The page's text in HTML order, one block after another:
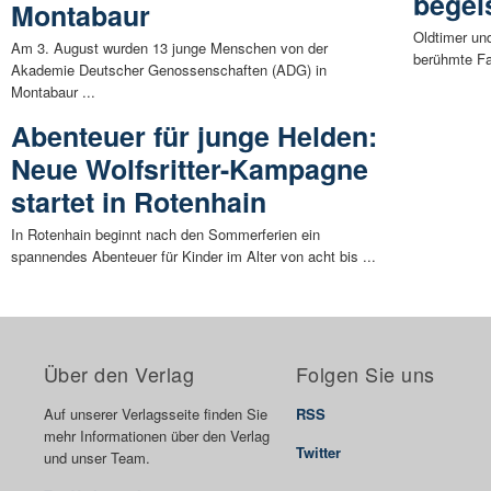
Montabaur
Am 3. August wurden 13 junge Menschen von der
Akademie Deutscher Genossenschaften (ADG) in
Montabaur ...
Abenteuer für junge Helden:
Neue Wolfsritter-Kampagne
startet in Rotenhain
In Rotenhain beginnt nach den Sommerferien ein
spannendes Abenteuer für Kinder im Alter von acht bis ...
Oldtimer
berühmte
Über den Verlag
Auf unserer Verlagsseite finden Sie
mehr Informationen über den Verlag
und unser Team.
Folgen Sie uns
RSS
Twitter